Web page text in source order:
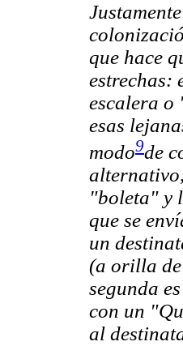
que hace
estrechas:
escalera o
esas
modo9de
"boleta" y
que se
un
(a orilla
segunda
con un
al